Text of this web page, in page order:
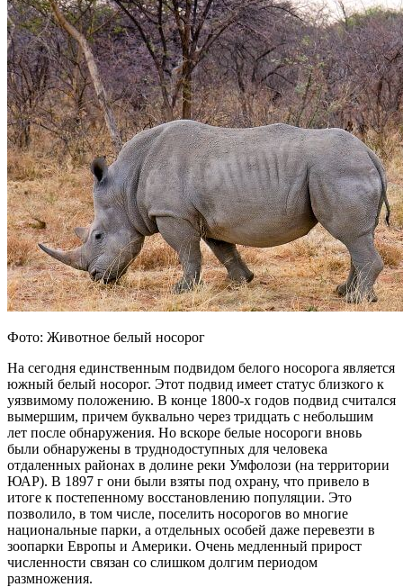
Фото: Животное белый носорог
На сегодня единственным подвидом белого носорога является
южный белый носорог. Этот подвид имеет статус близкого к
уязвимому положению. В конце 1800-х годов подвид считался
вымершим, причем буквально через тридцать с небольшим
лет после обнаружения. Но вскоре белые носороги вновь
были обнаружены в труднодоступных для человека
отдаленных районах в долине реки Умфолози (на территории
ЮАР). В 1897 г они были взяты под охрану, что привело в
итоге к постепенному восстановлению популяции. Это
позволило, в том числе, поселить носорогов во многие
национальные парки, а отдельных особей даже перевезти в
зоопарки Европы и Америки. Очень медленный прирост
численности связан со слишком долгим периодом
размножения.